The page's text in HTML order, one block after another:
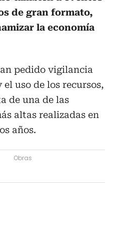
de gran formato,
la economía
pedido vigilancia
uso de los recursos,
de una de las
altas realizadas en
años.
Obras